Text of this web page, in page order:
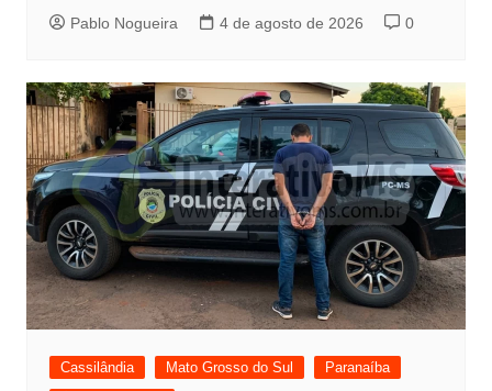
Pablo Nogueira 4 de agosto de 2026 0
Cassilândia Mato Grosso do Sul
Paranaíba